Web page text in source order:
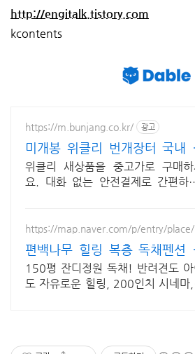
http://engitalk.tistory.com
kcontents
https://m.bunjang.co.kr/ 광고
미개봉 위클리 번개장터 국내
대 브랜드 중고거래
위클리 새상품을 중고가로 구매하
요. 대화 없는 안전결제로 간편하
업로드
https://map.naver.com/p/entry/
편백나무 힐링 복층 독채펜션
프여행 최적! 곽지해변근처
150평 잔디정원 독채! 반려견도 아
도 자유로운 힐링, 200인치 시네마,